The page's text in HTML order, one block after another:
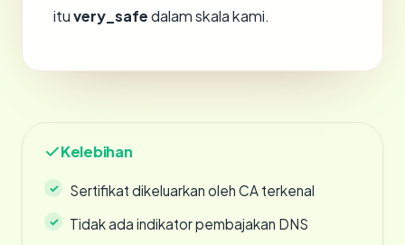
ituvery_safedalam skala kami.
Kelebihan
Sertifikat dikeluarkan oleh CA terkenal
Tidak ada indikator pembajakan DNS